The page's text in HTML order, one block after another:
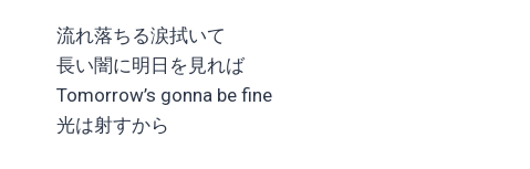
流れ落ちる涙拭いて
長い闇に明日を見れば
Tomorrow’s gonna be fine
光は射すから